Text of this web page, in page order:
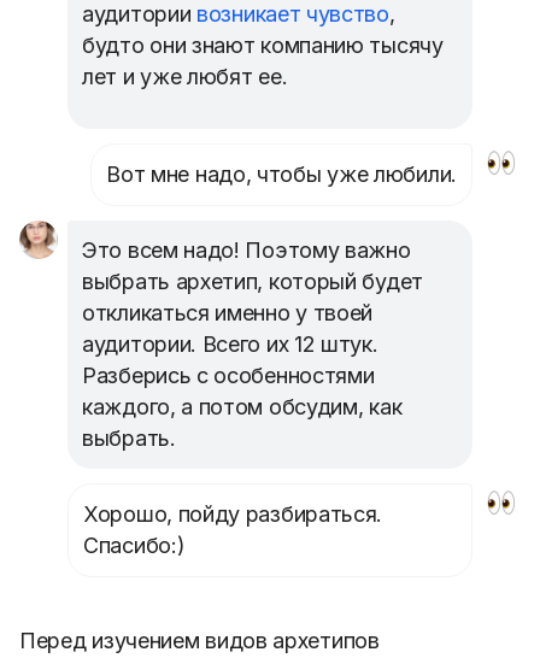
аудитории возникает чувство,
будто они знают компанию тысячу
лет и уже любят ее.
Вот мне надо, чтобы уже любили.
Это всем надо! Поэтому важно
выбрать архетип, который будет
откликаться именно у твоей
аудитории. Всего их 12 штук.
Разберись с особенностями
каждого, а потом обсудим, как
выбрать.
Хорошо, пойду разбираться.
Спасибо:)
Перед изучением видов архетипов